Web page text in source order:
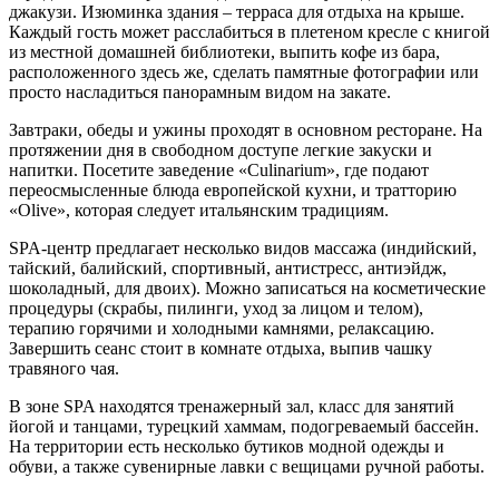
джакузи. Изюминка здания – терраса для отдыха на крыше.
Каждый гость может расслабиться в плетеном кресле с книгой
из местной домашней библиотеки, выпить кофе из бара,
расположенного здесь же, сделать памятные фотографии или
просто насладиться панорамным видом на закате.
Завтраки, обеды и ужины проходят в основном ресторане. На
протяжении дня в свободном доступе легкие закуски и
напитки. Посетите заведение «Culinarium», где подают
переосмысленные блюда европейской кухни, и тратторию
«Olive», которая следует итальянским традициям.
SPA-центр предлагает несколько видов массажа (индийский,
тайский, балийский, спортивный, антистресс, антиэйдж,
шоколадный, для двоих). Можно записаться на косметические
процедуры (скрабы, пилинги, уход за лицом и телом),
терапию горячими и холодными камнями, релаксацию.
Завершить сеанс стоит в комнате отдыха, выпив чашку
травяного чая.
В зоне SPA находятся тренажерный зал, класс для занятий
йогой и танцами, турецкий хаммам, подогреваемый бассейн.
На территории есть несколько бутиков модной одежды и
обуви, а также сувенирные лавки с вещицами ручной работы.